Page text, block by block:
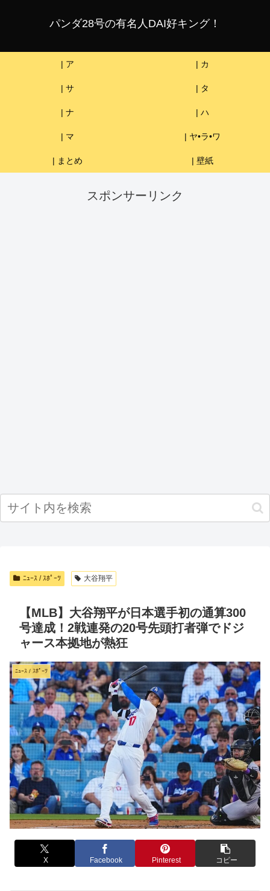
パンダ28号の有名人DAI好キング！
| ア | カ
| サ | タ
| ナ | ハ
| マ | ヤ•ラ•ワ
| まとめ | 壁紙
スポンサーリンク
ﾆｭｰｽ / ｽﾎﾟｰﾂ 大谷翔平
【MLB】大谷翔平が日本選手初の通算300
号達成！2戦連発の20号先頭打者弾でドジ
ャース本拠地が熱狂
ﾆｭｰｽ / ｽﾎﾟｰﾂ
X Facebook Pinterest コピー